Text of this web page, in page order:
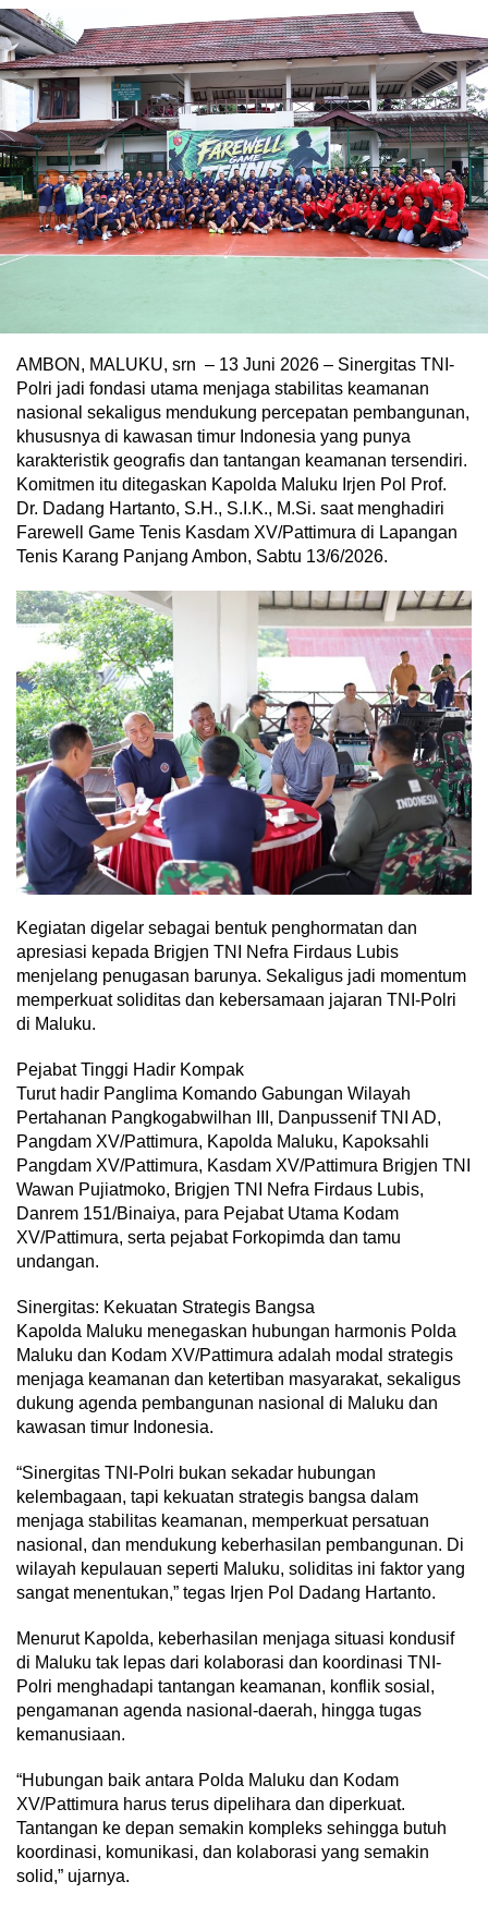
AMBON, MALUKU, srn – 13 Juni 2026 – Sinergitas TNI-
Polri jadi fondasi utama menjaga stabilitas keamanan
nasional sekaligus mendukung percepatan pembangunan,
khususnya di kawasan timur Indonesia yang punya
karakteristik geografis dan tantangan keamanan tersendiri.
Komitmen itu ditegaskan Kapolda Maluku Irjen Pol Prof.
Dr. Dadang Hartanto, S.H., S.I.K., M.Si. saat menghadiri
Farewell Game Tenis Kasdam XV/Pattimura di Lapangan
Tenis Karang Panjang Ambon, Sabtu 13/6/2026.
Kegiatan digelar sebagai bentuk penghormatan dan
apresiasi kepada Brigjen TNI Nefra Firdaus Lubis
menjelang penugasan barunya. Sekaligus jadi momentum
memperkuat soliditas dan kebersamaan jajaran TNI-Polri
di Maluku.
Pejabat Tinggi Hadir Kompak
Turut hadir Panglima Komando Gabungan Wilayah
Pertahanan Pangkogabwilhan III, Danpussenif TNI AD,
Pangdam XV/Pattimura, Kapolda Maluku, Kapoksahli
Pangdam XV/Pattimura, Kasdam XV/Pattimura Brigjen TNI
Wawan Pujiatmoko, Brigjen TNI Nefra Firdaus Lubis,
Danrem 151/Binaiya, para Pejabat Utama Kodam
XV/Pattimura, serta pejabat Forkopimda dan tamu
undangan.
Sinergitas: Kekuatan Strategis Bangsa
Kapolda Maluku menegaskan hubungan harmonis Polda
Maluku dan Kodam XV/Pattimura adalah modal strategis
menjaga keamanan dan ketertiban masyarakat, sekaligus
dukung agenda pembangunan nasional di Maluku dan
kawasan timur Indonesia.
“Sinergitas TNI-Polri bukan sekadar hubungan
kelembagaan, tapi kekuatan strategis bangsa dalam
menjaga stabilitas keamanan, memperkuat persatuan
nasional, dan mendukung keberhasilan pembangunan. Di
wilayah kepulauan seperti Maluku, soliditas ini faktor yang
sangat menentukan,” tegas Irjen Pol Dadang Hartanto.
Menurut Kapolda, keberhasilan menjaga situasi kondusif
di Maluku tak lepas dari kolaborasi dan koordinasi TNI-
Polri menghadapi tantangan keamanan, konflik sosial,
pengamanan agenda nasional-daerah, hingga tugas
kemanusiaan.
“Hubungan baik antara Polda Maluku dan Kodam
XV/Pattimura harus terus dipelihara dan diperkuat.
Tantangan ke depan semakin kompleks sehingga butuh
koordinasi, komunikasi, dan kolaborasi yang semakin
solid,” ujarnya.